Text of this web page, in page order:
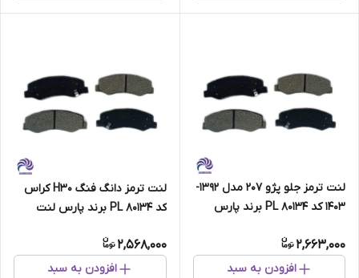
لنت ترمز جلو پژو 207 مدل 1392-
1403 کد PL 80134 برند پارس
2,663,000
افزودن به سبد
لنت ترمز دانگ فنگ H30 کراس
کد PL 80134 برند پارس لنت
2,568,000
افزودن به سبد